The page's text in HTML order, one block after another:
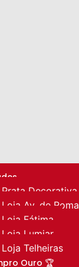
Prata Decorativa
Loja Av. de Roma
Loja Fátima
Loja Lumiar
Loja Telheiras
Ouro 🏆